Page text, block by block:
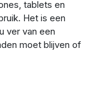
tablets en
Het is een
ver van een
moet blijven of